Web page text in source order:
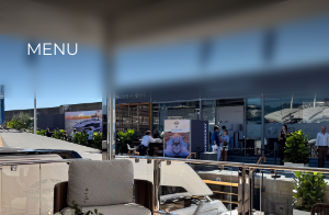
LIFESTYLE
MENU